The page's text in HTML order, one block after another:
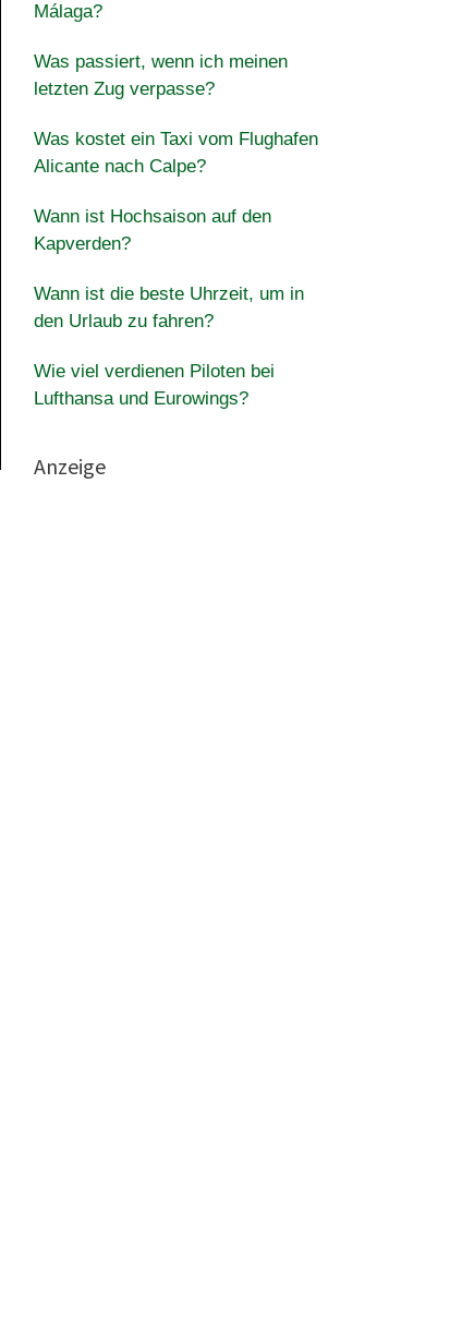
Málaga?
Was passiert, wenn ich meinen
letzten Zug verpasse?
Was kostet ein Taxi vom Flughafen
Alicante nach Calpe?
Wann ist Hochsaison auf den
Kapverden?
Wann ist die beste Uhrzeit, um in
den Urlaub zu fahren?
Wie viel verdienen Piloten bei
Lufthansa und Eurowings?
Anzeige